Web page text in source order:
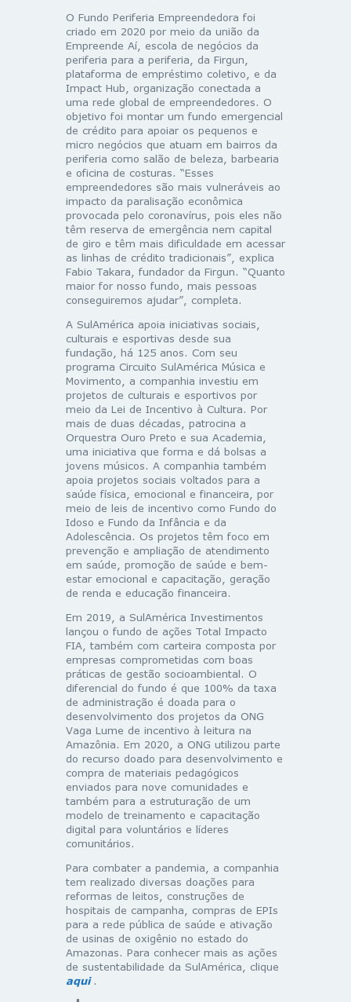
O Fundo Periferia Empreendedora foi
criado em 2020 por meio da união da
Empreende Aí, escola de negócios da
periferia para a periferia, da Firgun,
plataforma de empréstimo coletivo, e da
Impact Hub, organização conectada a
uma rede global de empreendedores. O
objetivo foi montar um fundo emergencial
de crédito para apoiar os pequenos e
micro negócios que atuam em bairros da
periferia como salão de beleza, barbearia
e oficina de costuras. “Esses
empreendedores são mais vulneráveis ao
impacto da paralisação econômica
provocada pelo coronavírus, pois eles não
têm reserva de emergência nem capital
de giro e têm mais dificuldade em acessar
as linhas de crédito tradicionais”, explica
Fabio Takara, fundador da Firgun. “Quanto
maior for nosso fundo, mais pessoas
conseguiremos ajudar”, completa.
A SulAmérica apoia iniciativas sociais,
culturais e esportivas desde sua
fundação, há 125 anos. Com seu
programa Circuito SulAmérica Música e
Movimento, a companhia investiu em
projetos de culturais e esportivos por
meio da Lei de Incentivo à Cultura. Por
mais de duas décadas, patrocina a
Orquestra Ouro Preto e sua Academia,
uma iniciativa que forma e dá bolsas a
jovens músicos. A companhia também
apoia projetos sociais voltados para a
saúde física, emocional e financeira, por
meio de leis de incentivo como Fundo do
Idoso e Fundo da Infância e da
Adolescência. Os projetos têm foco em
prevenção e ampliação de atendimento
em saúde, promoção de saúde e bem-
estar emocional e capacitação, geração
de renda e educação financeira.
Em 2019, a SulAmérica Investimentos
lançou o fundo de ações Total Impacto
FIA, também com carteira composta por
empresas comprometidas com boas
práticas de gestão socioambiental. O
diferencial do fundo é que 100% da taxa
de administração é doada para o
desenvolvimento dos projetos da ONG
Vaga Lume de incentivo à leitura na
Amazônia. Em 2020, a ONG utilizou parte
do recurso doado para desenvolvimento e
compra de materiais pedagógicos
enviados para nove comunidades e
também para a estruturação de um
modelo de treinamento e capacitação
digital para voluntários e líderes
comunitários.
Para combater a pandemia, a companhia
tem realizado diversas doações para
reformas de leitos, construções de
hospitais de campanha, compras de EPIs
para a rede pública de saúde e ativação
de usinas de oxigênio no estado do
Amazonas. Para conhecer mais as ações
de sustentabilidade da SulAmérica, clique
aqui .